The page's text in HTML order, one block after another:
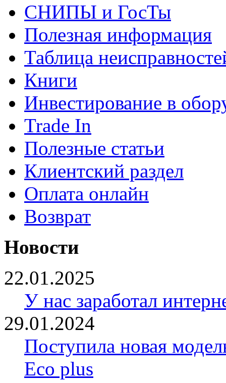
СНИПЫ и ГосТы
Полезная информация
Таблица
Книги
Инвестирование в
Trade In
Полезные статьи
Клиентский раздел
Оплата онлайн
Возврат
Новости
22.01.2025
У нас заработал
29.01.2024
Поступила новая
Eco plus